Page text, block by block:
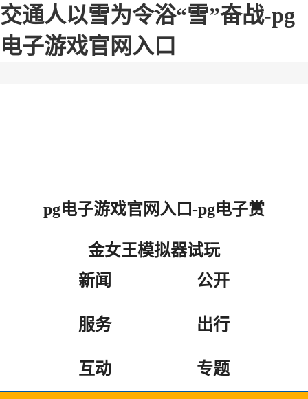
交通人以雪为令浴“雪”奋战-pg
电子游戏官网入口
pg电子游戏官网入口-pg电子赏
金女王模拟器试玩
新闻
公开
服务 出行
互动 专题